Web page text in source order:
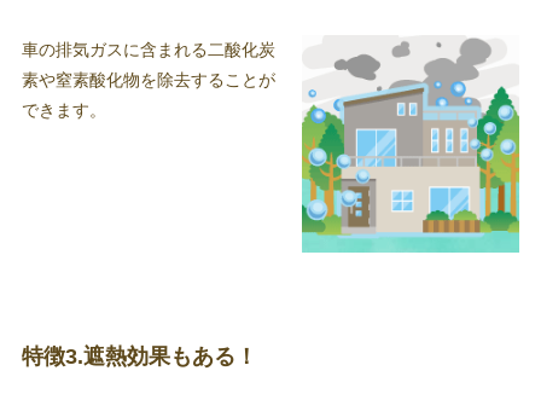
車の排気ガスに含まれる二酸化炭
素や窒素酸化物を除去することが
できます。
特徴3.遮熱効果もある！